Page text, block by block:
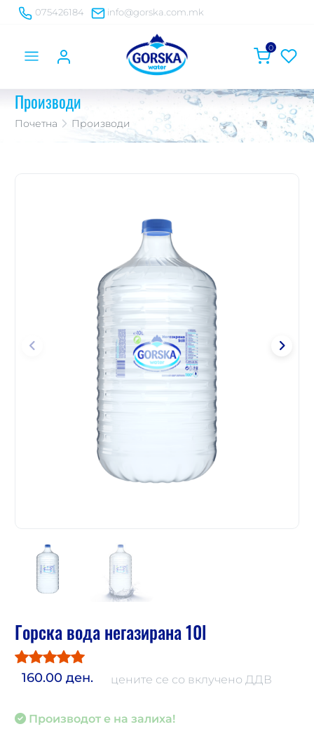
075426184 info@gorska.com.mk
0
Производи
Почетна Производи
Горска вода негазирана 10l
160.00 ден. цените се со вклучено ДДВ
Производот е на залиха!